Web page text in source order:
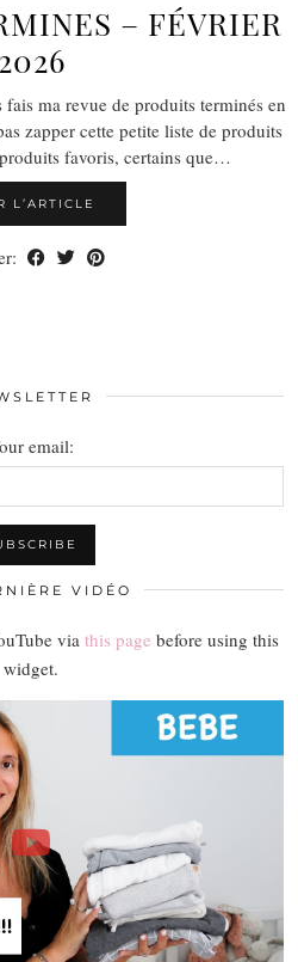
– FÉVRIER
2026
ma revue de produits terminés en
zapper cette petite liste de produits
favoris, certains que…
L’ARTICLE
email:
VIDÉO
via this page before using this
widget.